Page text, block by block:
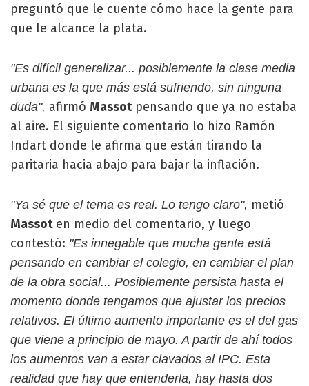
preguntó que le cuente cómo hace la gente para
que le alcance la plata.
"Es difícil generalizar... posiblemente la clase media
urbana es la que más está sufriendo, sin ninguna
duda", afirmó Massot pensando que ya no estaba
al aire. El siguiente comentario lo hizo Ramón
Indart donde le afirma que están tirando la
paritaria hacia abajo para bajar la inflación.
"Ya sé que el tema es real. Lo tengo claro", metió
Massot en medio del comentario, y luego
contestó: "Es innegable que mucha gente está
pensando en cambiar el colegio, en cambiar el plan
de la obra social... Posiblemente persista hasta el
momento donde tengamos que ajustar los precios
relativos. El último aumento importante es el del gas
que viene a principio de mayo. A partir de ahí todos
los aumentos van a estar clavados al IPC. Esta
realidad que hay que entenderla, hay hasta dos